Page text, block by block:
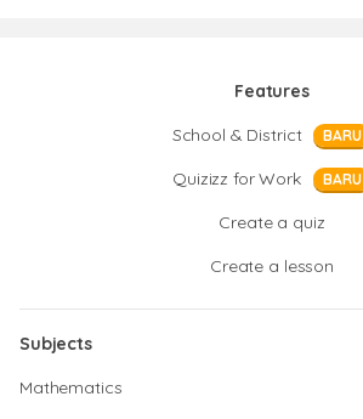
Features
School & District
BARU
Quizizz for Work BARU
Create a quiz
Create a lesson
Subjects
Mathematics